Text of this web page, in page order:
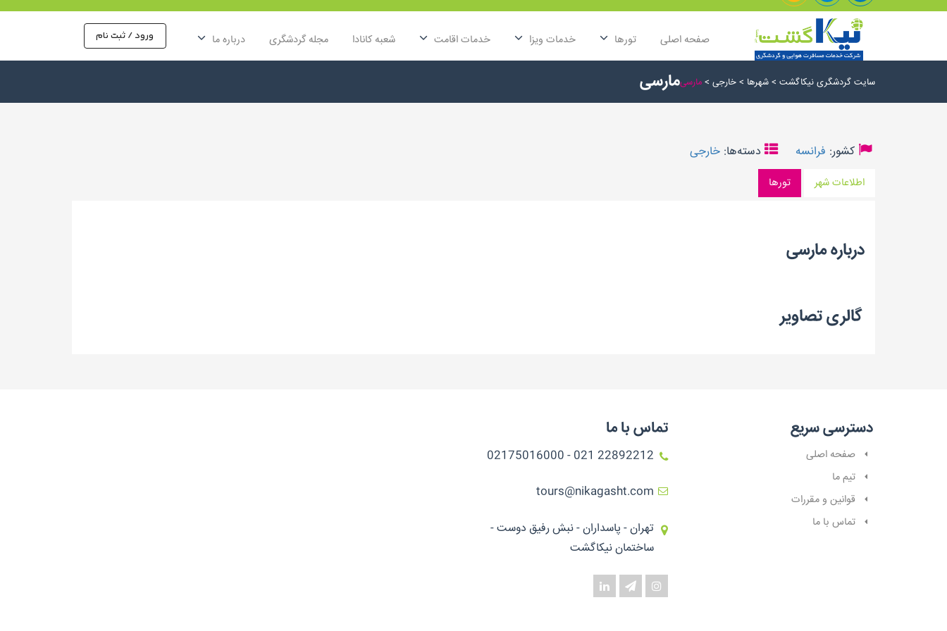
صفحه اصلی تورها خدمات ویزا خدمات اقامت شعبه کانادا مجله گردشگری درباره ما ورود / ثبت نام
مارسی سایت گردشگری نیکاگشت > شهرها > خارجی > مارسی
کشور: فرانسه دسته‌ها: خارجی
اطلاعات شهر تورها
درباره مارسی
گالری تصاویر
دسترسی سریع
صفحه اصلی
تیم ما
قوانین و مقررات
تماس با ما
تماس با ما
22892212 021 - 02175016000
tours@nikagasht.com
تهران - پاسداران - نبش رفیق دوست -
ساختمان نیکاگشت